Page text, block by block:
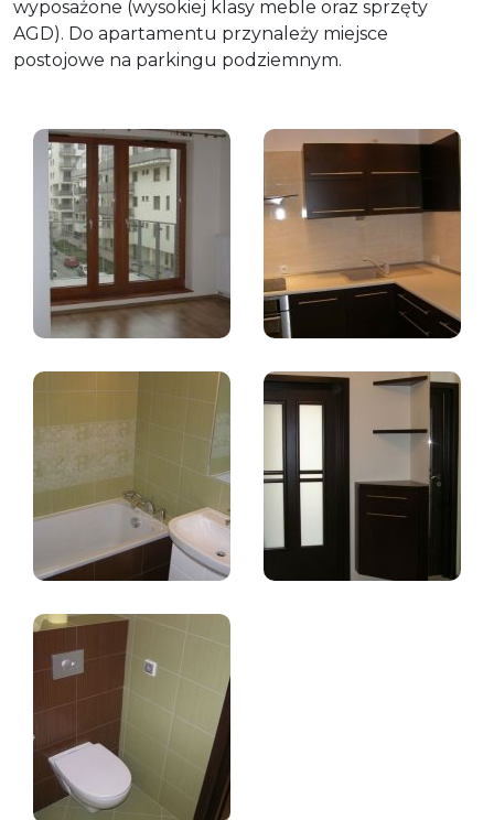
wyposażone (wysokiej klasy meble oraz sprzęty
AGD). Do apartamentu przynależy miejsce
postojowe na parkingu podziemnym.